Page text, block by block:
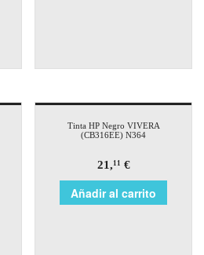
Tinta HP Negro VIVERA
(CB316EE) N364
21,11 €
Añadir al carrito